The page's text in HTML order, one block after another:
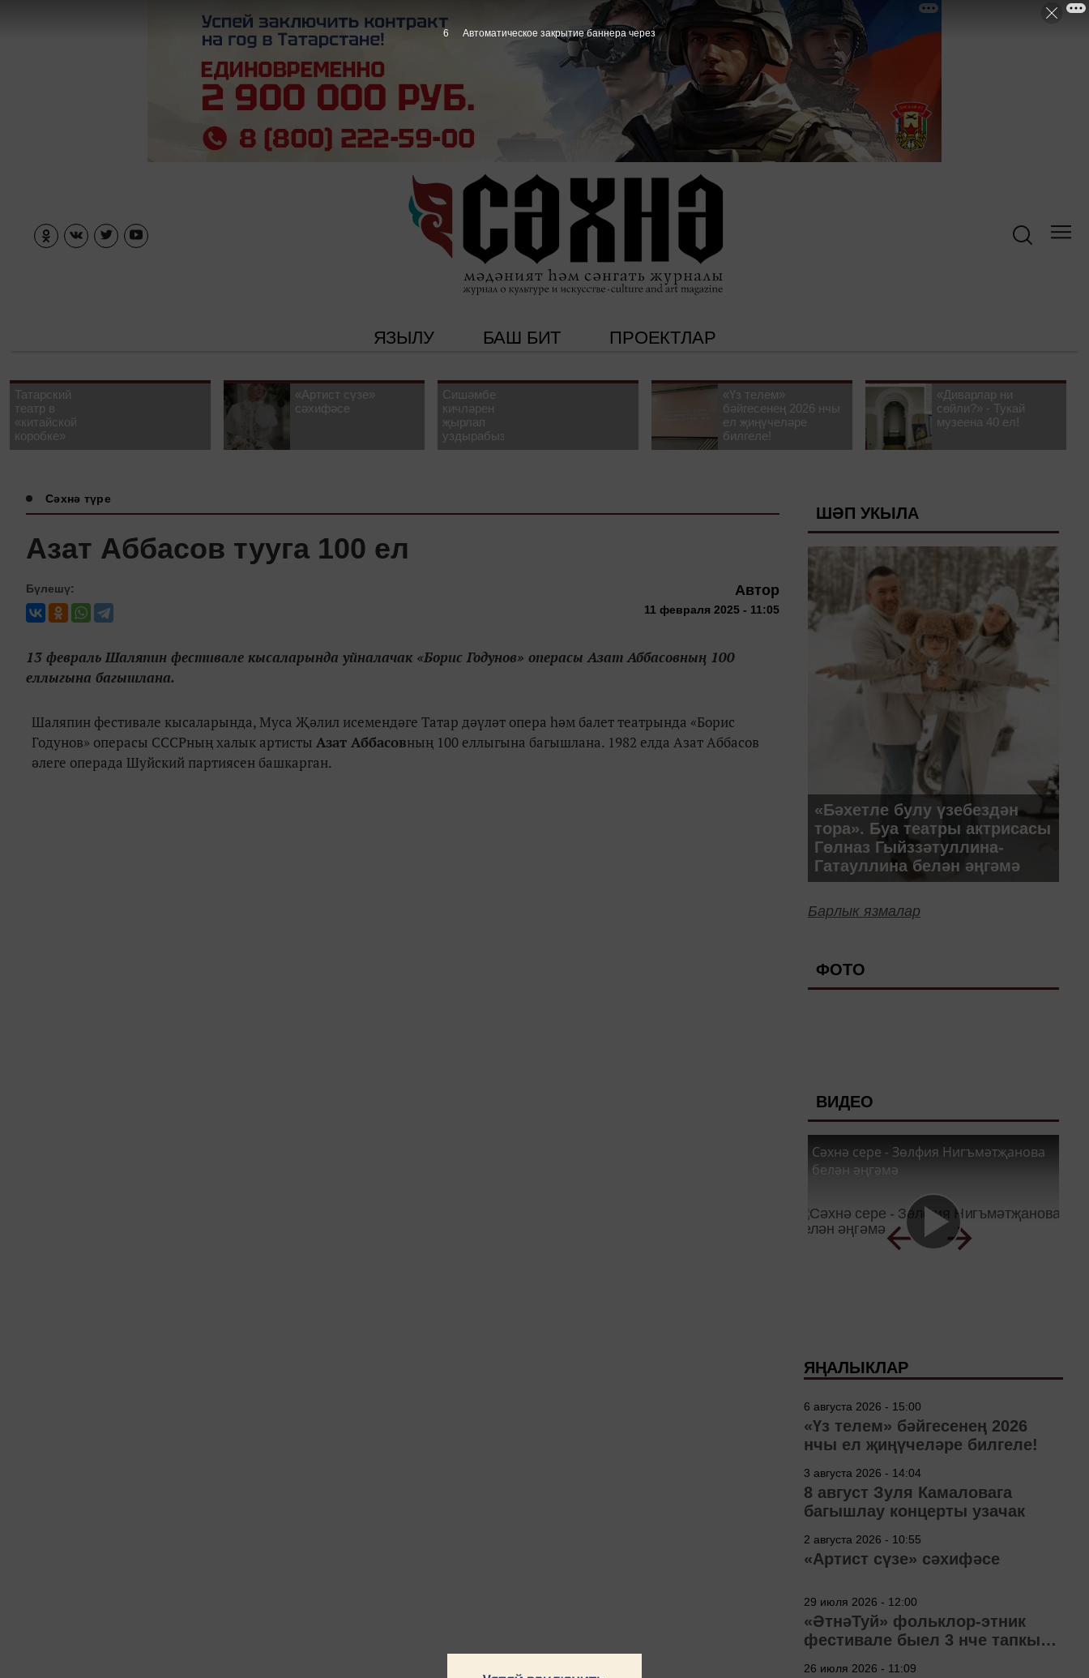
ЯЗЫЛУ БАШ БИТ ПРОЕКТЛАР
Татарский
театр в
«китайской
коробке»
«Артист сүзе»
сәхифәсе
Сишәмбе
кичләрен
җырлап
уздырабыз!
«Үз телем»
бәйгесенең 2026 нчы
ел җиңүчеләре
билгеле!
«Диварлар ни
сөйли?» - Тукай
музеена 40 ел!
Сәхнә түре
Азат Аббасов тууга 100 ел
Бүлешү: Автор
11 февраля 2025 - 11:05
13 февраль Шаляпин фестивале кысаларында уйналачак «Борис Годунов» операсы Азат Аббасовның 100
еллыгына багышлана.
Шаляпин фестивале кысаларында, Муса Җәлил исемендәге Татар дәүләт опера һәм балет театрында «Борис
Годунов» операсы СССРның халык артисты Азат Аббасовның 100 еллыгына багышлана. 1982 елда Азат Аббасов
әлеге операда Шуйский партиясен башкарган.
ШӘП УКЫЛА
«Бәхетле булу үзебездән
тора». Буа театры актрисасы
Гөлназ Гыйззәтуллина-
Гатауллина белән әңгәмә
Барлык язмалар
ФОТО
ВИДЕО
Сәхнә сере - Зөлфия Нигъмәтҗанова
белән әңгәмә
ЯҢАЛЫКЛАР
6 августа 2026 - 15:00
«Үз телем» бәйгесенең 2026
нчы ел җиңүчеләре билгеле!
3 августа 2026 - 14:04
8 август Зуля Камаловага
багышлау концерты узачак
2 августа 2026 - 10:55
«Артист сүзе» сәхифәсе
29 июля 2026 - 12:00
«ӘтнәТуй» фольклор-этник
фестивале быел 3 нче тапкыр
26 июля 2026 - 11:09
5 Автоматическое закрытие баннера через